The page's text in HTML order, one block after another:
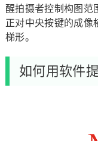
醒拍摄者控制构图范
正对中央按键的成像
梯形。
如何用软件